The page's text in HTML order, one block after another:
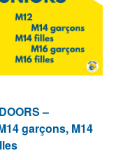
–
garçons, M14